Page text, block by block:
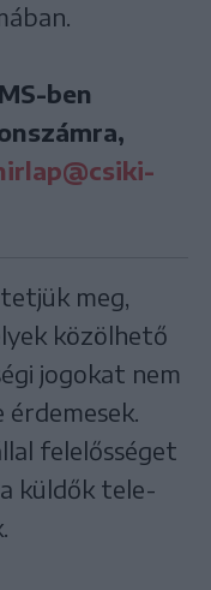
ben
meg,
kö­zöl­he­tő
jo­go­kat nem
fe­le­lős­sé­get
kül­dők te­le­